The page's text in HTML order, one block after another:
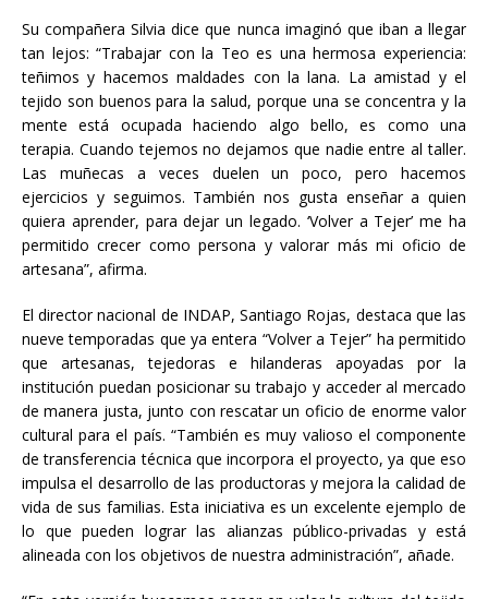
Su compañera Silvia dice que nunca imaginó que iban a llegar
tan lejos: “Trabajar con la Teo es una hermosa experiencia:
teñimos y hacemos maldades con la lana. La amistad y el
tejido son buenos para la salud, porque una se concentra y la
mente está ocupada haciendo algo bello, es como una
terapia. Cuando tejemos no dejamos que nadie entre al taller.
Las muñecas a veces duelen un poco, pero hacemos
ejercicios y seguimos. También nos gusta enseñar a quien
quiera aprender, para dejar un legado. ‘Volver a Tejer’ me ha
permitido crecer como persona y valorar más mi oficio de
artesana”, afirma.
El director nacional de INDAP, Santiago Rojas, destaca que las
nueve temporadas que ya entera “Volver a Tejer” ha permitido
que artesanas, tejedoras e hilanderas apoyadas por la
institución puedan posicionar su trabajo y acceder al mercado
de manera justa, junto con rescatar un oficio de enorme valor
cultural para el país. “También es muy valioso el componente
de transferencia técnica que incorpora el proyecto, ya que eso
impulsa el desarrollo de las productoras y mejora la calidad de
vida de sus familias. Esta iniciativa es un excelente ejemplo de
lo que pueden lograr las alianzas público-privadas y está
alineada con los objetivos de nuestra administración”, añade.